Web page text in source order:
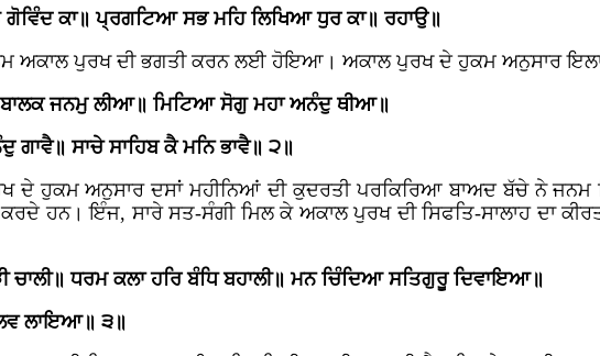
ਕਾ॥ ਪ੍ਰਗਟਿਆ ਸਭ ਮਹਿ ਲਿਖਿਆ ਧੁਰ ਕਾ॥ ਰਹਾਉ॥
ਅਕਾਲ ਪੁਰਖ ਦੀ ਭਗਤੀ ਕਰਨ ਲਈ ਹੋਇਆ। ਅਕਾਲ ਪੁਰਖ ਦੇ ਹੁਕਮ ਅਨੁਸਾਰ
ਬਾਲਕ ਜਨਮੁ ਲੀਆ॥ ਮਿਟਿਆ ਸੋਗੁ ਮਹਾ ਅਨੰਦੁ ਥੀਆ॥
ਗਾਵੈ॥ ਸਾਚੇ ਸਾਹਿਬ ਕੈ ਮਨਿ ਭਾਵੈ॥ ੨॥
ਦੇ ਹੁਕਮ ਅਨੁਸਾਰ ਦਸਾਂ ਮਹੀਨਿਆਂ ਦੀ ਕੁਦਰਤੀ ਪਰਕਿਰਿਆ ਬਾਅਦ ਬੱਚੇ ਨੇ
ਹਨ। ਇੰਜ, ਸਾਰੇ ਸਤ-ਸੰਗੀ ਮਿਲ ਕੇ ਅਕਾਲ ਪੁਰਖ ਦੀ ਸਿਫਤਿ-ਸਾਲਾਹ ਦਾ
ਚਾਲੀ॥ ਧਰਮ ਕਲਾ ਹਰਿ ਬੰਧਿ ਬਹਾਲੀ॥ ਮਨ ਚਿੰਦਿਆ ਸਤਿਗੁਰੂ ਦਿਵਾਇਆ॥
ਲਾਇਆ॥ ੩॥